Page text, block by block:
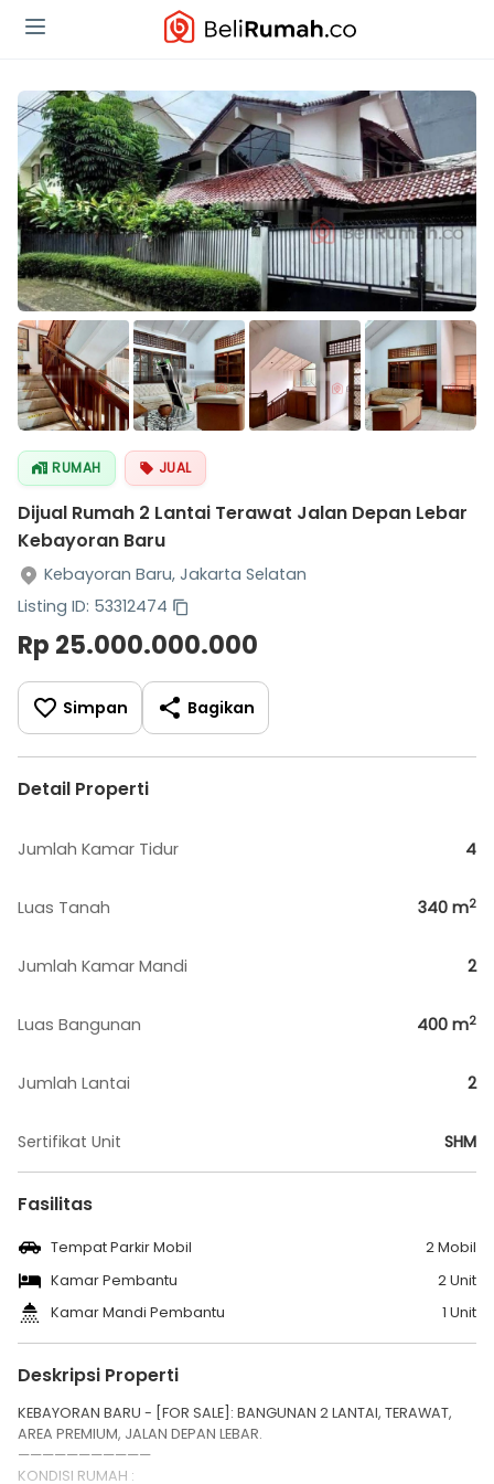
RUMAH JUAL
Dijual Rumah 2 Lantai Terawat Jalan Depan Lebar
Kebayoran Baru
Kebayoran Baru, Jakarta Selatan
Listing ID: 53312474
Rp 25.000.000.000
Simpan Bagikan
Detail Properti
Jumlah Kamar Tidur 4
Luas Tanah 340 m2
Jumlah Kamar Mandi 2
Luas Bangunan 400 m2
Jumlah Lantai 2
Sertifikat Unit SHM
Fasilitas
Tempat Parkir Mobil
2 Mobil
Kamar Pembantu
2 Unit
Kamar Mandi Pembantu
1 Unit
Deskripsi Properti
KEBAYORAN BARU - [FOR SALE]: BANGUNAN 2 LANTAI, TERAWAT,
AREA PREMIUM, JALAN DEPAN LEBAR.
———————————
KONDISI RUMAH :